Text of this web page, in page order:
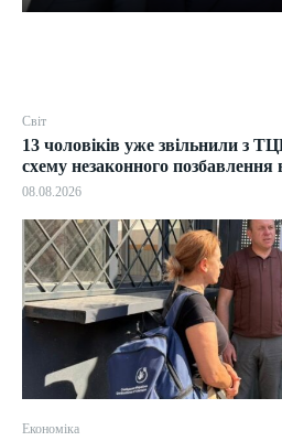
Світ
13 чоловіків уже звільнили з
схему незаконного позбавлення
08.08.2026
Економіка